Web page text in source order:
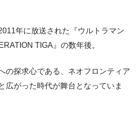
年に放送された『ウルトラマン
TIGA』の数年後。
の探求心である、ネオフロンティア
広がった時代が舞台となっていま